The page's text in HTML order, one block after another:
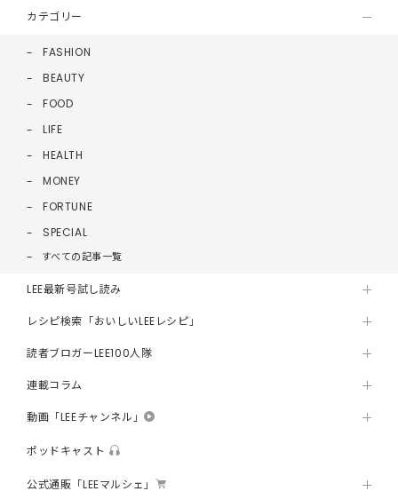
カテゴリー
FASHION
BEAUTY
FOOD
LIFE
HEALTH
MONEY
FORTUNE
SPECIAL
すべての記事一覧
LEE最新号試し読み
レシピ検索「おいしいLEEレシピ」
読者ブロガーLEE100人隊
連載コラム
動画「LEEチャンネル」
ポッドキャスト
公式通販「LEEマルシェ」